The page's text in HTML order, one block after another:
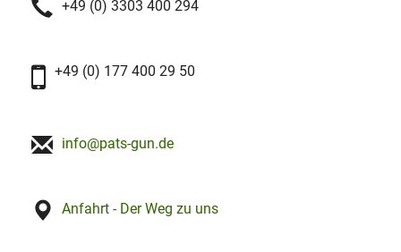
+49 (0) 3303 400 294
+49 (0) 177 400 29 50
info@pats-gun.de
Anfahrt - Der Weg zu uns